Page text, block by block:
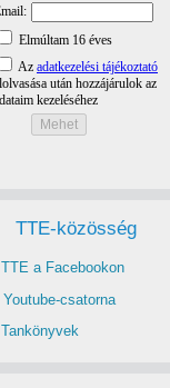
TTE-közösség
TTE a Facebookon
Youtube-csatorna
Tankönyvek